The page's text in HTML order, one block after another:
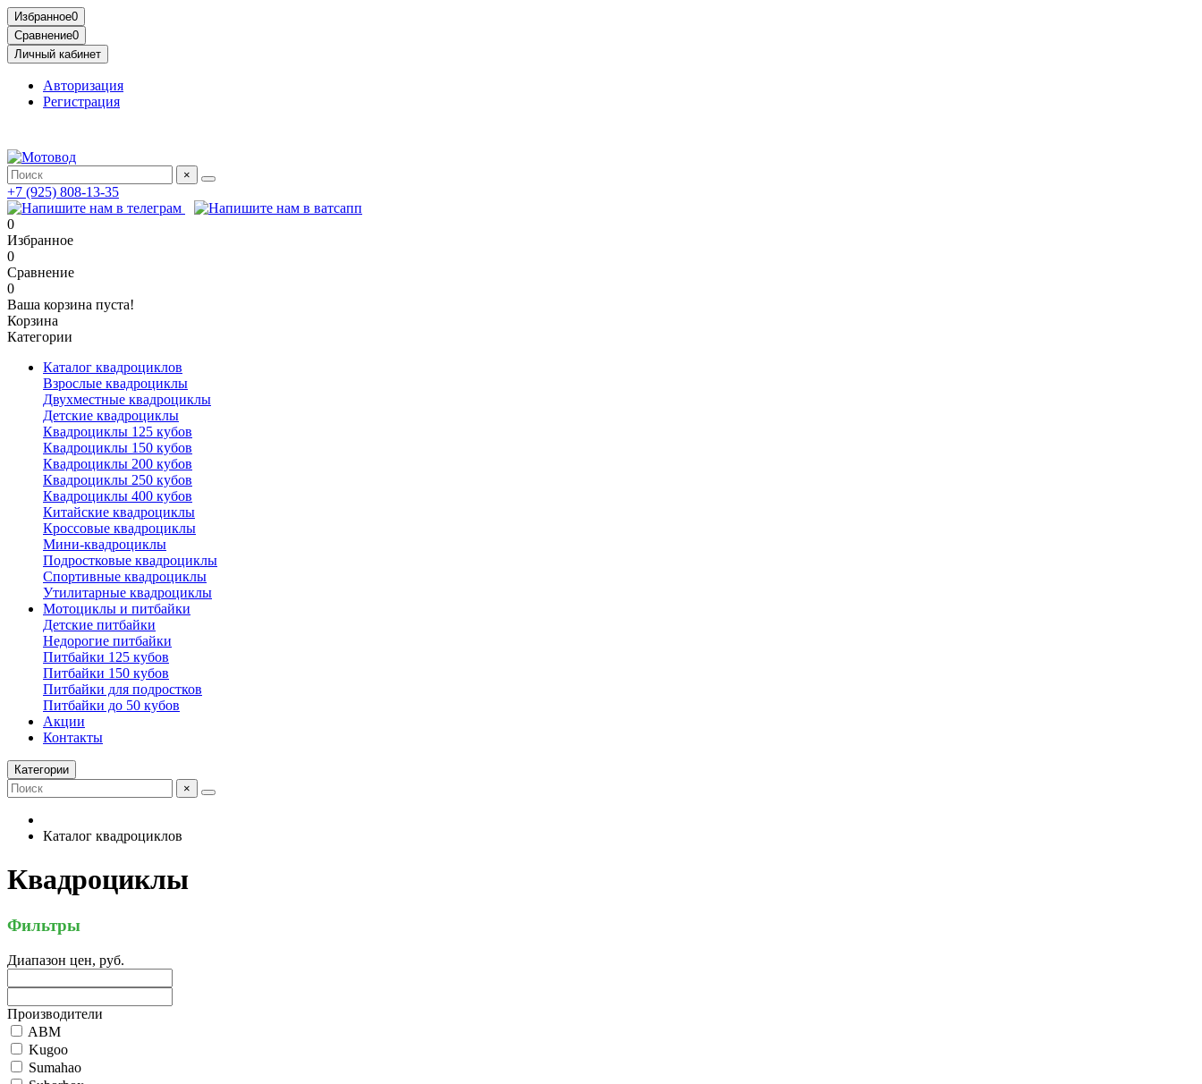
Избранное0
Сравнение0
Личный кабинет
Авторизация
Регистрация
×
+7 (925) 808-13-35
0
Избранное
0
Сравнение
0
Ваша корзина пуста!
Корзина
Категории
Каталог квадроциклов
Взрослые квадроциклы
Двухместные квадроциклы
Детские квадроциклы
Квадроциклы 125 кубов
Квадроциклы 150 кубов
Квадроциклы 200 кубов
Квадроциклы 250 кубов
Квадроциклы 400 кубов
Китайские квадроциклы
Кроссовые квадроциклы
Мини-квадроциклы
Подростковые квадроциклы
Спортивные квадроциклы
Утилитарные квадроциклы
Мотоциклы и питбайки
Детские питбайки
Недорогие питбайки
Питбайки 125 кубов
Питбайки 150 кубов
Питбайки для подростков
Питбайки до 50 кубов
Акции
Контакты
Категории
×
Каталог квадроциклов
Квадроциклы
Фильтры
Диапазон цен, руб.
Производители
ABM
Kugoo
Sumahao